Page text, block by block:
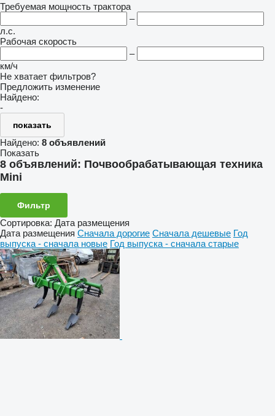
Требуемая мощность трактора
–
л.с.
Рабочая скорость
–
км/ч
Не хватает фильтров?
Предложить изменение
Найдено:
-
показать
Найдено: 8 объявлений
Показать
8 объявлений: Почвообрабатывающая техника
Mini
Фильтр
Сортировка: Дата размещения
Дата размещения Сначала дорогие Сначала дешевые Год
выпуска - сначала новые Год выпуска - сначала старые